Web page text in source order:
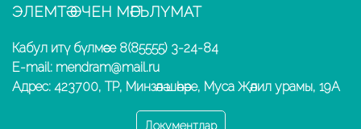
ЭЛЕМТӘ ӨЧЕН МӘГЪЛҮМАТ
Кабул итү бүлмәсе 8(85555) 3-24-84
E-mail: mendram@mail.ru
Адрес: 423700, ТР, Минзәлә шәһәре, Муса Җәлил урамы, 19А
Документлар